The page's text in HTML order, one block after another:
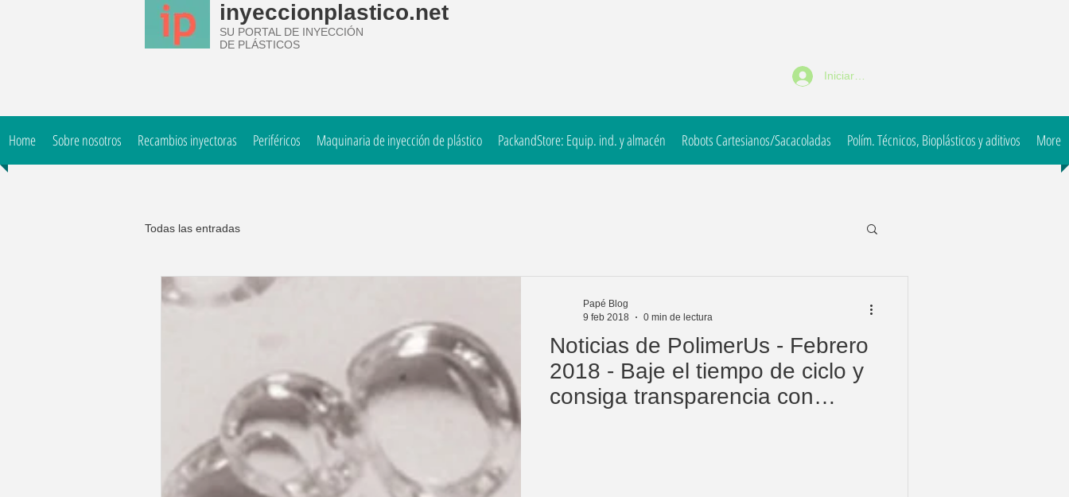
inyeccionplastico.net
SU PORTAL DE INYECCIÓN
DE PLÁSTICOS
Iniciar sesión
Home Sobre nosotros Recambios inyectoras Periféricos Maquinaria de inyección de plástico PackandStore: Equip. ind. y almacén Robots Cartesianos/Sacacoladas Polím. Técnicos, Bioplásticos y aditivos More
Todas las entradas
Noticias de PolimerUs - Febrero
2018 - Baje el tiempo de ciclo y
consiga transparencia con
Papé Blog
9 feb 2018
0 min de lectura